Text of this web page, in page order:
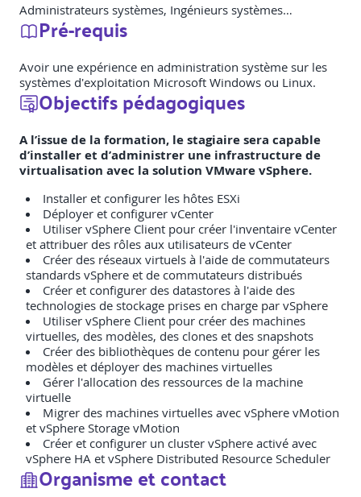
Administrateurs systèmes, Ingénieurs systèmes…
Pré-requis
Avoir une expérience en administration système sur les
systèmes d'exploitation Microsoft Windows ou Linux.
Objectifs pédagogiques
A l’issue de la formation, le stagiaire sera capable
d’installer et d’administrer une infrastructure de
virtualisation avec la solution VMware vSphere.
Installer et configurer les hôtes ESXi
Déployer et configurer vCenter
Utiliser vSphere Client pour créer l'inventaire vCenter
et attribuer des rôles aux utilisateurs de vCenter
Créer des réseaux virtuels à l'aide de commutateurs
standards vSphere et de commutateurs distribués
Créer et configurer des datastores à l'aide des
technologies de stockage prises en charge par vSphere
Utiliser vSphere Client pour créer des machines
virtuelles, des modèles, des clones et des snapshots
Créer des bibliothèques de contenu pour gérer les
modèles et déployer des machines virtuelles
Gérer l'allocation des ressources de la machine
virtuelle
Migrer des machines virtuelles avec vSphere vMotion
et vSphere Storage vMotion
Créer et configurer un cluster vSphere activé avec
vSphere HA et vSphere Distributed Resource Scheduler
Organisme et contact